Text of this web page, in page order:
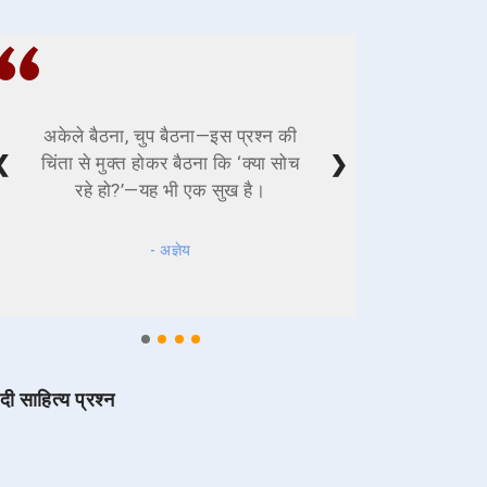
अकेले बैठना, चुप बैठना—इस प्रश्न की
चिंता से मुक्त होकर बैठना कि ‘क्या सोच
रहे हो?’—यह भी एक सुख है।
- अज्ञेय
❯
साहित्य प्रश्न